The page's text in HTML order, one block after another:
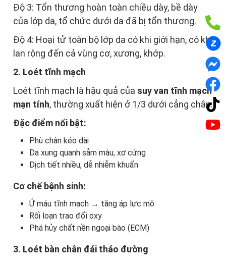
Độ 3: Tổn thương hoàn toàn chiều dày, bề dày
của lớp da, tổ chức dưới da đã bị tổn thương.
Độ 4: Hoại tử toàn bộ lớp da có khi giới hạn, có khi
lan rộng đến cả vùng cơ, xương, khớp.
2. Loét tĩnh mạch
Loét tĩnh mạch là hậu quả của suy van tĩnh mạch
mạn tính, thường xuất hiện ở 1/3 dưới cẳng chân.
Đặc điểm nổi bật:
Phù chân kéo dài
Da xung quanh sẫm màu, xơ cứng
Dịch tiết nhiều, dễ nhiễm khuẩn
Cơ chế bệnh sinh:
Ứ máu tĩnh mạch → tăng áp lực mô
Rối loạn trao đổi oxy
Phá hủy chất nền ngoại bào (ECM)
3. Loét bàn chân đái tháo đường